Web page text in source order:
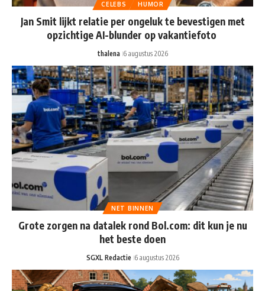
CELEBS HUMOR
Jan Smit lijkt relatie per ongeluk te bevestigen met
opzichtige AI-blunder op vakantiefoto
thalena 6 augustus 2026
NET BINNEN
Grote zorgen na datalek rond Bol.com: dit kun je nu
het beste doen
SGXL Redactie 6 augustus 2026